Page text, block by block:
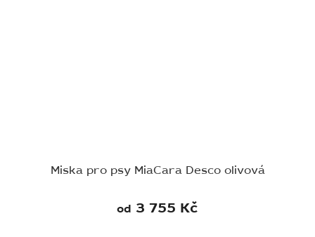
Miska pro psy MiaCara Desco olivová
od 3 755 Kč